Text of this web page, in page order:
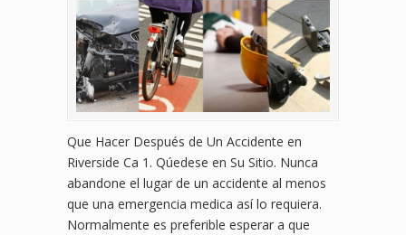
Que Hacer Después de Un Accidente en
Riverside Ca 1. Qúedese en Su Sitio. Nunca
abandone el lugar de un accidente al menos
que una emergencia medica así lo requiera.
Normalmente es preferible esperar a que